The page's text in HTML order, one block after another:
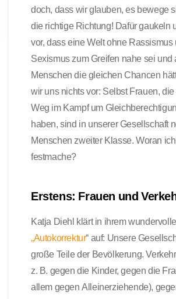
doch, dass wir glauben, es bewege
die richtige Richtung! Dafür gaukeln
vor, dass eine Welt ohne Rassismus
Sexismus zum Greifen nahe sei und
Menschen die gleichen Chancen
wir uns nichts vor: Selbst Frauen,
Weg im Kampf um
haben, sind in unserer Gesellschaft
Menschen zweiter Klasse. Woran
festmache?
Erstens: Frauen und
Katja Diehl klärt in ihrem
„Autokorrektur“ auf: Unsere
große Teile der Bevölkerung.
z. B. gegen die Kinder, gegen die
allem gegen Alleinerziehende),